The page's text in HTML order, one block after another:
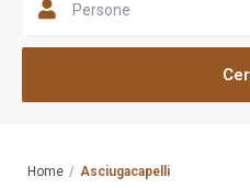
Persone
Home Asciugacapelli